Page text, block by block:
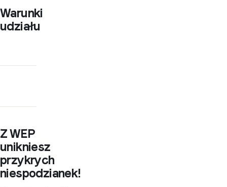
Warunki
udziału
Z WEP
unikniesz
przykrych
niespodzianek!